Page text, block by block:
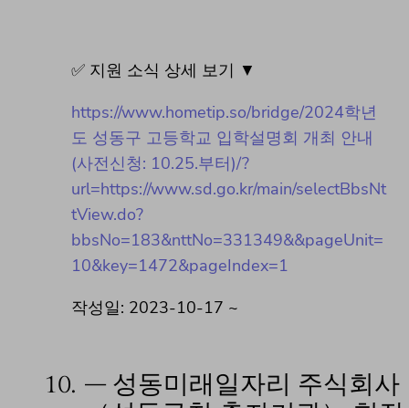
✅ 지원 소식 상세 보기 ▼
https://www.hometip.so/bridge/2024학년
도 성동구 고등학교 입학설명회 개최 안내
(사전신청: 10.25.부터)/?
url=https://www.sd.go.kr/main/selectBbsNt
tView.do?
bbsNo=183&nttNo=331349&&pageUnit=
10&key=1472&pageIndex=1
작성일: 2023-10-17 ~
10. – 성동미래일자리 주식회사